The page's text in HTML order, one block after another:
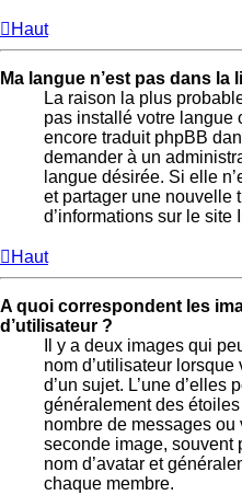
Haut
Ma langue n’est pas dans la
La raison la plus
pas installé votre langue
encore traduit phpBB
demander à un
langue désirée. Si elle
et partager une nouvelle
d’informations sur le site
Haut
A quoi correspondent les
d’utilisateur ?
Il y a deux images qui
nom d’utilisateur
d’un sujet. L’une d’elles
généralement des
nombre de messages ou
seconde image, souvent
nom d’avatar et
chaque membre.